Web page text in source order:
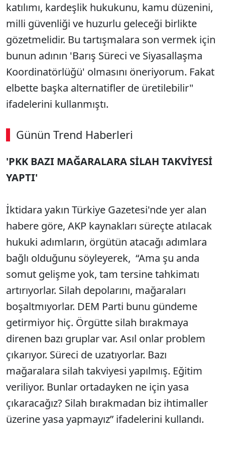
katılımı, kardeşlik hukukunu, kamu düzenini,
milli güvenliği ve huzurlu geleceği birlikte
gözetmelidir. Bu tartışmalara son vermek için
bunun adının 'Barış Süreci ve Siyasallaşma
Koordinatörlüğü' olmasını öneriyorum. Fakat
elbette başka alternatifler de üretilebilir"
ifadelerini kullanmıştı.
Günün Trend Haberleri
00:02 / 09:15
Sesi Aç
'PKK BAZI MAĞARALARA SİLAH TAKVİYESİ
YAPTI'
İktidara yakın Türkiye Gazetesi'nde yer alan
habere göre, AKP kaynakları süreçte atılacak
hukuki adımların, örgütün atacağı adımlara
bağlı olduğunu söyleyerek, “Ama şu anda
somut gelişme yok, tam tersine tahkimatı
artırıyorlar. Silah depolarını, mağaraları
boşaltmıyorlar. DEM Parti bunu gündeme
getirmiyor hiç. Örgütte silah bırakmaya
direnen bazı gruplar var. Asıl onlar problem
çıkarıyor. Süreci de uzatıyorlar. Bazı
mağaralara silah takviyesi yapılmış. Eğitim
veriliyor. Bunlar ortadayken ne için yasa
çıkaracağız? Silah bırakmadan biz ihtimaller
üzerine yasa yapmayız” ifadelerini kullandı.